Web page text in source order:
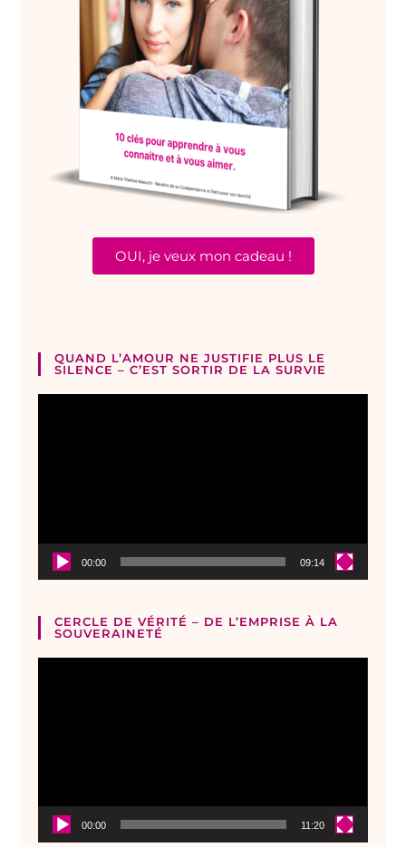
OUI, je veux mon cadeau !
QUAND L’AMOUR NE JUSTIFIE PLUS LE
SILENCE – C’EST SORTIR DE LA SURVIE
00:00 09:14
CERCLE DE VÉRITÉ – DE L’EMPRISE À LA
SOUVERAINETÉ
00:00 11:20